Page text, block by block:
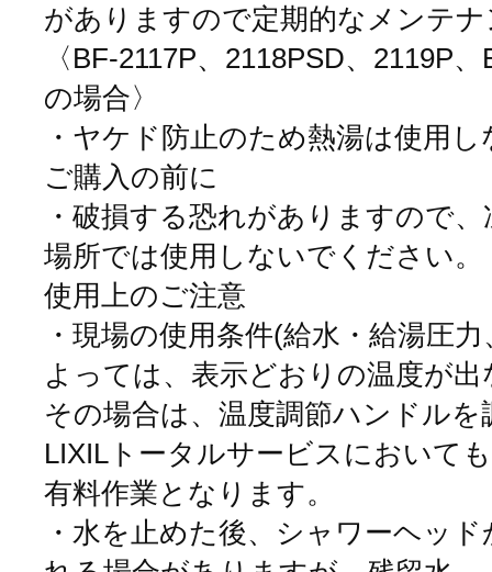
がありますので定期的なメンテ
〈BF-2117P、2118PSD、2119P
の場合〉
・ヤケド防止のため熱湯は使用
ご購入の前に
・破損する恐れがありますので
場所では使用しないでください。
使用上のご注意
・現場の使用条件(給水・給湯圧
よっては、表示どおりの温度が
その場合は、温度調節ハンドル
LIXILトータルサービスにおいて
有料作業となります。
・水を止めた後、シャワーヘッ